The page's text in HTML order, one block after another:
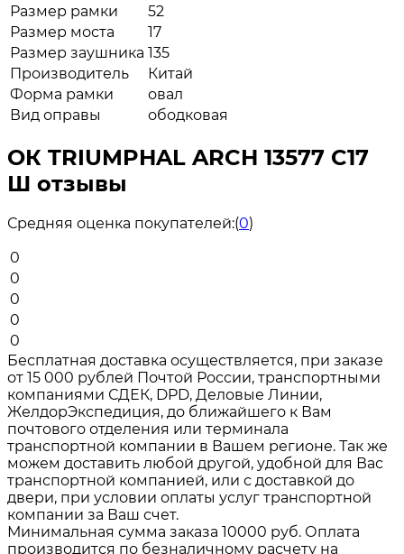
Размер рамки
52
Размер моста
17
Размер заушника 135
Производитель
Китай
Форма рамки
овал
Вид оправы
ободковая
ОК TRIUMPHAL ARCH 13577 C17
Ш отзывы
Средняя оценка покупателей:(0)
0
0
0
0
0
Бесплатная доставка осуществляется, при заказе
от 15 000 рублей Почтой России, транспортными
компаниями СДЕК, DPD, Деловые Линии,
ЖелдорЭкспедиция, до ближайшего к Вам
почтового отделения или терминала
транспортной компании в Вашем регионе. Так же
можем доставить любой другой, удобной для Вас
транспортной компанией, или с доставкой до
двери, при условии оплаты услуг транспортной
компании за Ваш счет.
Минимальная сумма заказа 10000 руб. Оплата
производится по безналичному расчету на